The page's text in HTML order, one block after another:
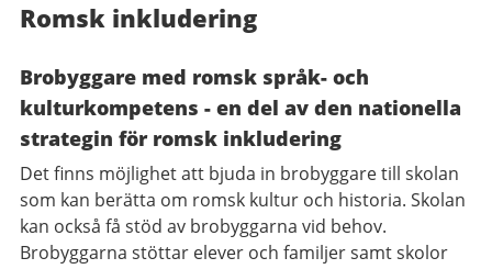
Romsk inkludering
Brobyggare med romsk språk- och
kulturkompetens - en del av den nationella
strategin för romsk inkludering
Det finns möjlighet att bjuda in brobyggare till skolan
som kan berätta om romsk kultur och historia. Skolan
kan också få stöd av brobyggarna vid behov.
Brobyggarna stöttar elever och familjer samt skolor